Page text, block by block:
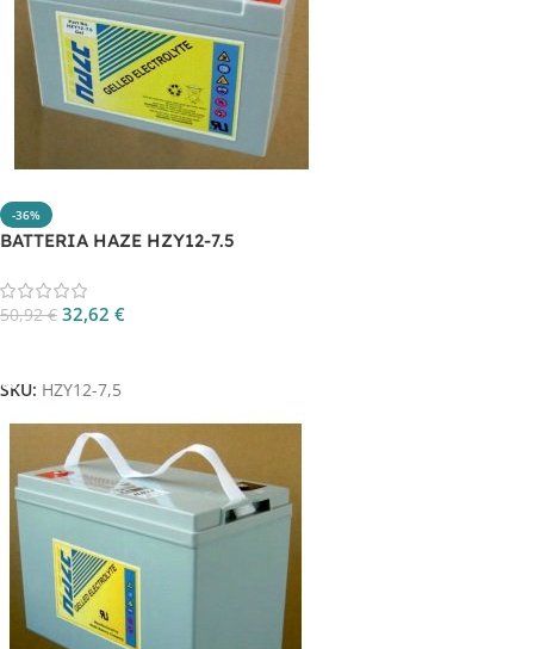
-36%
BATTERIA HAZE HZY12-7.5
50,92€ 32,62 €
SKU: HZY12-7,5